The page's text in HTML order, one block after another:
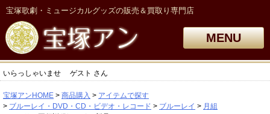
宝塚歌劇・ミュージカルグッズの販売＆買取り専門店
MENU
いらっしゃいませ ゲスト さん
宝塚アンHOME 商品購入
アイテムで探す
ブルーレイ・DVD・CD・ビデオ・レコード
ブルーレイ
月組